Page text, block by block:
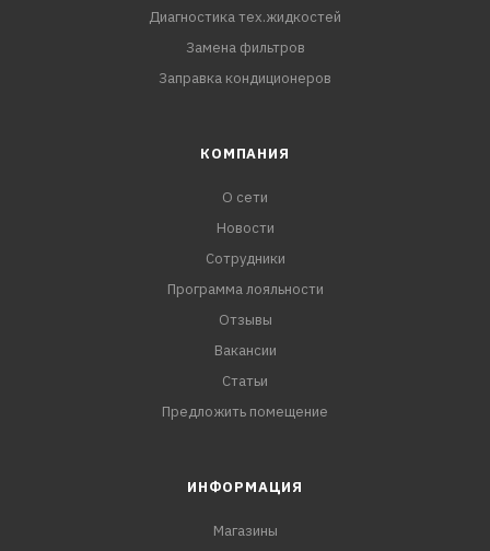
Диагностика тех.жидкостей
Замена фильтров
Заправка кондиционеров
КОМПАНИЯ
О сети
Новости
Сотрудники
Программа лояльности
Отзывы
Вакансии
Статьи
Предложить помещение
ИНФОРМАЦИЯ
Магазины